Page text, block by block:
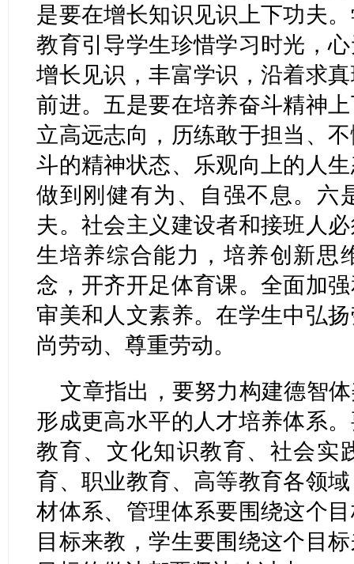
是要在增长知识见识上下功夫
教育引导学生珍惜学习时光，
增长见识，丰富学识，沿着求
前进。五是要在培养奋斗精神
立高远志向，历练敢于担当、
斗的精神状态、乐观向上的人
做到刚健有为、自强不息。六
夫。社会主义建设者和接班人
生培养综合能力，培养创新思
念，开齐开足体育课。全面加
审美和人文素养。在学生中弘
尚劳动、尊重劳动。
文章指出，要努力构建德智
形成更高水平的人才培养体系
教育、文化知识教育、社会实
育、职业教育、高等教育各领
材体系、管理体系要围绕这个
目标来教，学生要围绕这个目